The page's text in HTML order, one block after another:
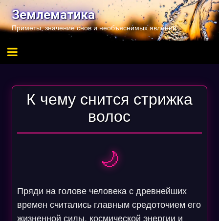
Перейти
содержимому
Землематика
Приметы, значение снов и необъяснимых явлений
К чему снится стрижка
волос
🌙
Пряди на голове человека с древнейших
времен считались главным средоточием его
жизненной силы, космической энергии и